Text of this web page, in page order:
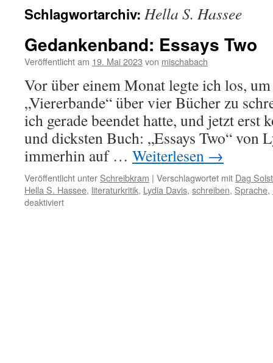
Schlagwortarchiv: Hella S. Hassee
Gedankenband: Essays Two
Veröffentlicht am 19. Mai 2023 von mischabach
Vor über einem Monat legte ich los,
„Viererbande“ über vier Bücher zu
ich gerade beendet hatte, und jetzt erst
und dicksten Buch: „Essays Two“ von
immerhin auf … Weiterlesen →
Veröffentlicht unter Schreibkram | Verschlagwortet mit Dag
Hella S. Hassee, literaturkritik, Lydia Davis, schreiben, Sprache,
deaktiviertfür